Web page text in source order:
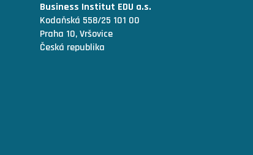
Business Institut EDU a.s.
Kodaňská 558/25 101 00
Praha 10, Vršovice
Česká republika